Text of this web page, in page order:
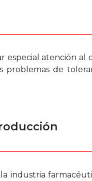
especial atención al
problemas de
industria